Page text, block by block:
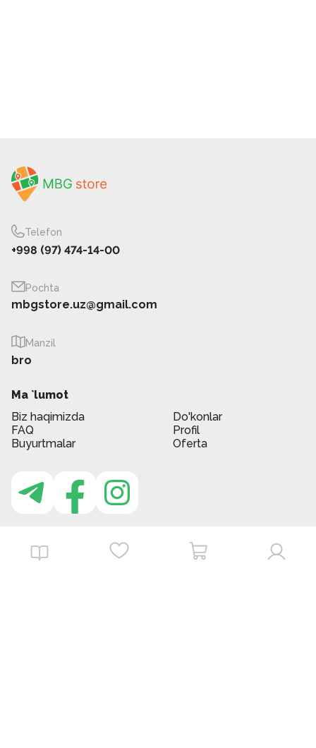
Telefon
+998 (97) 474-14-00
Pochta
mbgstore.uz@gmail.com
Manzil
bro
Ma `lumot
Biz haqimizda
Do'konlar
FAQ
Profil
Buyurtmalar
Oferta
MBG do'kon ilovasi